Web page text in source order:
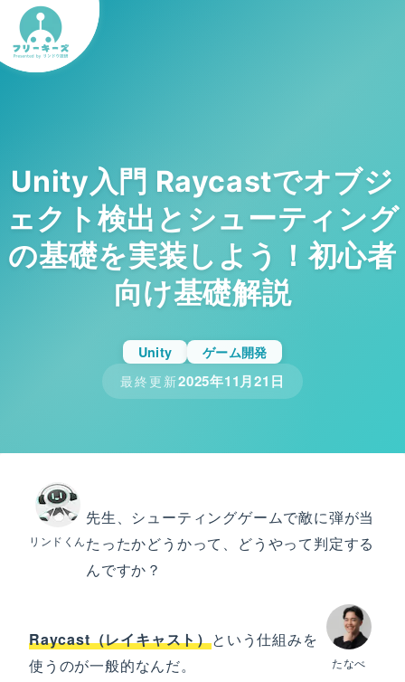
Unity入門 Raycastでオブジ
ェクト検出とシューティング
の基礎を実装しよう！初心者
向け基礎解説
Unity
ゲーム開発
最終更新2025年11月21日
リンドくん
先生、シューティングゲームで敵に弾が当
たったかどうかって、どうやって判定する
んですか？
たなべ
Raycast（レイキャスト）という仕組みを
使うのが一般的なんだ。